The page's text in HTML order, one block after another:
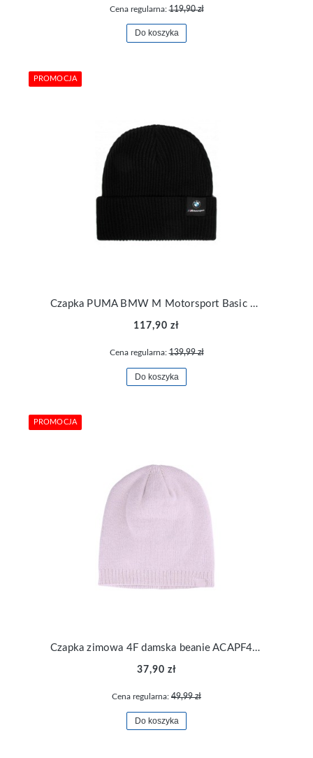
Cena regularna:119,90 zł
Do koszyka
Czapka PUMA BMW M Motorsport Basic Beanie 022364-01
117,90 zł
Cena regularna:139,99 zł
Do koszyka
PROMOCJA
Czapka zimowa 4F damska beanie ACAPF435-56S
37,90 zł
Cena regularna: 49,99 zł
Do koszyka
PROMOCJA